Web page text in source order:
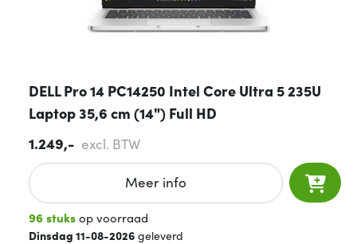
DELL Pro 14 PC14250 Intel Core Ultra 5 235U
Laptop 35,6 cm (14") Full HD
1.249,- excl. BTW
Meer info
96 stuksop voorraad
Dinsdag 11-08-2026 geleverd